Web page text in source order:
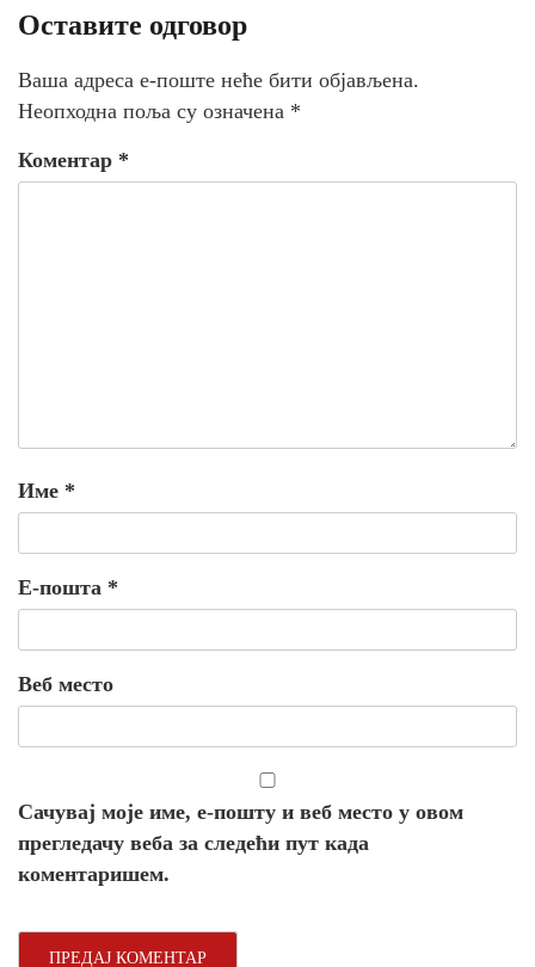
Оставите одговор
Ваша адреса е-поште неће бити објављена.
Неопходна поља су означена *
Коментар *
Име *
Е-пошта *
Веб место
Сачувај моје име, е-пошту и веб место у овом
прегледачу веба за следећи пут када
коментаришем.